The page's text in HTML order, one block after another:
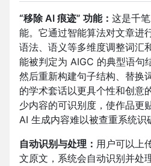
“移除 AI 痕迹” 功能： 这是千
能。它通过智能算法对文章进
语法、语义等多维度调整词汇
能被判定为 AIGC 的典型语句
然后重新构建句子结构、替换
的学术套话以更具个性和创意
少内容的可识别度，使作品更
AI 生成内容难以被查重系统识
自动识别与处理： 用户可以上
文原文，系统会自动识别并处